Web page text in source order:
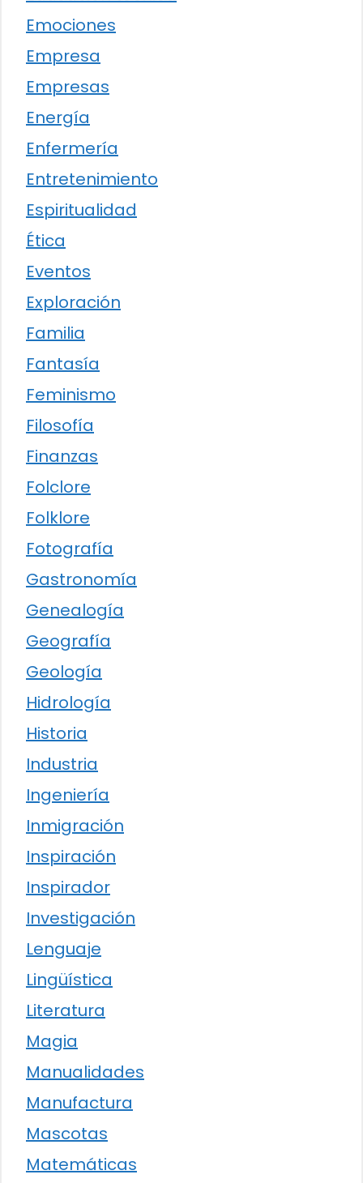
Emociones
Empresa
Empresas
Energía
Enfermería
Entretenimiento
Espiritualidad
Ética
Eventos
Exploración
Familia
Fantasía
Feminismo
Filosofía
Finanzas
Folclore
Folklore
Fotografía
Gastronomía
Genealogía
Geografía
Geología
Hidrología
Historia
Industria
Ingeniería
Inmigración
Inspiración
Inspirador
Investigación
Lenguaje
Lingüística
Literatura
Magia
Manualidades
Manufactura
Mascotas
Matemáticas